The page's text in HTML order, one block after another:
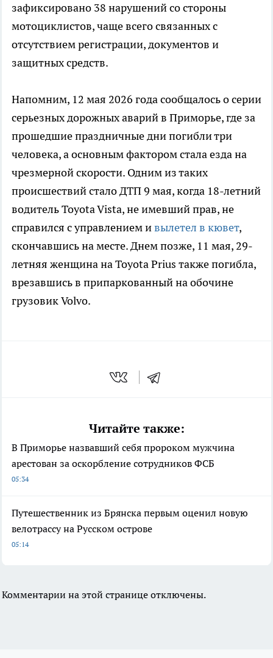
зафиксировано 38 нарушений со стороны
мотоциклистов, чаще всего связанных с
отсутствием регистрации, документов и
защитных средств.
Напомним, 12 мая 2026 года сообщалось о серии
серьезных дорожных аварий в Приморье, где за
прошедшие праздничные дни погибли три
человека, а основным фактором стала езда на
чрезмерной скорости. Одним из таких
происшествий стало ДТП 9 мая, когда 18-летний
водитель Toyota Vista, не имевший прав, не
справился с управлением ивылетел в кювет,
скончавшись на месте. Днем позже, 11 мая, 29-
летняя женщина на Toyota Prius также погибла,
врезавшись в припаркованный на обочине
грузовик Volvo.
Читайте также:
В Приморье назвавший себя пророком мужчина
арестован за оскорбление сотрудников ФСБ
05:34
Путешественник из Брянска первым оценил новую
велотрассу на Русском острове
05:14
Комментарии на этой странице отключены.